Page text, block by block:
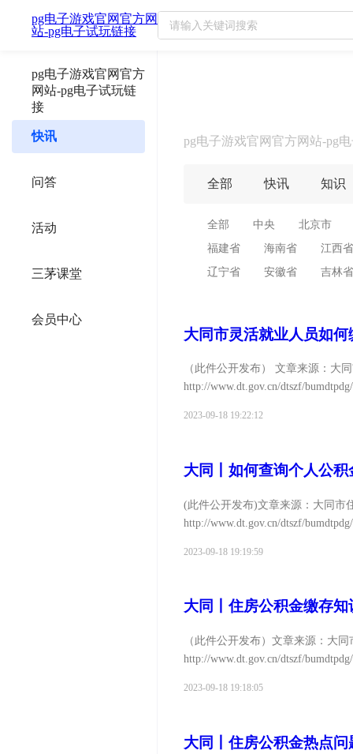
山西省最新政策汇总及政策
pg电子游戏官网官方网
站-pg电子试玩链接
pg电子游戏官网官方
网站-pg电子试玩链
接
快讯
问答
活动
三茅课堂
会员中心
pg电子游戏官网官方网站-pg
全部 快讯 知识
全部 中央
北京市
福建省
海南省
江西省
辽宁省
安徽省 吉林省
大同市灵活就业人员如
（此件公开发布） 文章来源：大
http://www.dt.gov.cn/dtszf/
2023-09-18 19:22:12
大同丨如何查询个人公积
(此件公开发布)文章来源：大同市
http://www.dt.gov.cn/dtszf/
2023-09-18 19:19:59
大同丨住房公积金缴存知
（此件公开发布）文章来源：大
http://www.dt.gov.cn/dtszf/
2023-09-18 19:18:05
大同丨住房公积金热点